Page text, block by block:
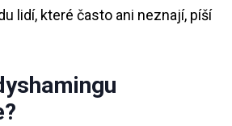
lidí, které často ani neznají, píší